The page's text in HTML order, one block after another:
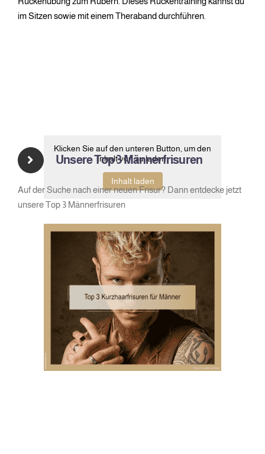
im Sitzen sowie mit einem Theraband durchführen.
Klicken Sie auf den unteren Button, um den
Inhalt von zu laden.
Inhalt laden
Unsere Top 3 Männerfrisuren
Auf der Suche nach einer neuen Frisur? Dann entdecke jetzt
unsere Top 3 Männerfrisuren